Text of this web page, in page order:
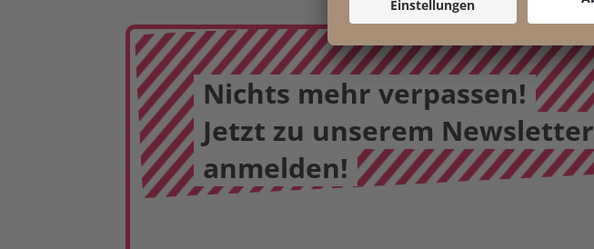
Nichts mehr verpassen!
Jetzt zu unserem Newsletter
anmelden!